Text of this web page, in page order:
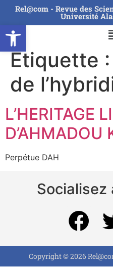
Ouvrir la
Rel@com - Revue des
Université
Étiquette :
de
L’HERITAGE
D’AHMADOU
Perpétue DAH
Socialisez
Copyright © 2026